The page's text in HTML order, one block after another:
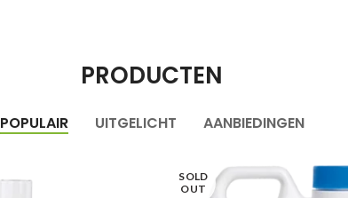
PRODUCTEN
POPULAIR UITGELICHT AANBIEDINGEN
SOLD
OUT